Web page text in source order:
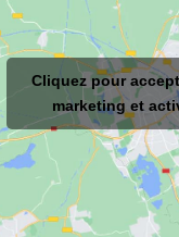
Cliquez pour
marketing et